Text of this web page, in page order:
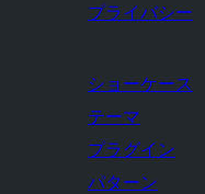
プライバシー
ショーケース
テーマ
プラグイン
パターン